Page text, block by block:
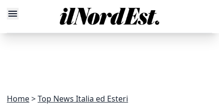
Home Top News Italia ed Esteri